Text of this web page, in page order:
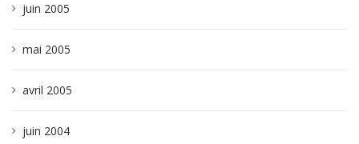
juin 2005
mai 2005
avril 2005
juin 2004